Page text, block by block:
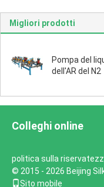
Migliori prodotti
Pompa del
dell'AR del N2
Colleghi online
politica sulla
© 2015 - 2026 Beijing
Sito mobile